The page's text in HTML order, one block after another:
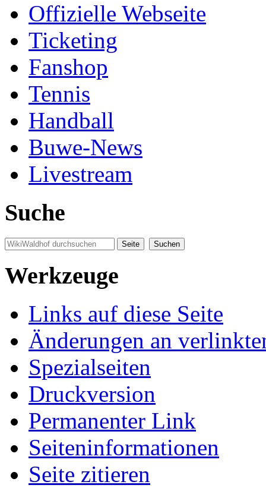
Offizielle Webseite
Ticketing
Fanshop
Tennis
Handball
Buwe-News
Livestream
Suche
Werkzeuge
Links auf diese Seite
Änderungen an
Spezialseiten
Druckversion
Permanenter Link
Seiten­informationen
Seite zitieren